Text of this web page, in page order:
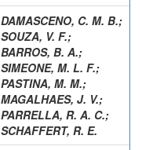
DAMASCENO, C. M. B.;
SOUZA, V. F.;
BARROS, B. A.;
SIMEONE, M. L. F.;
PASTINA, M. M.;
MAGALHAES, J. V.;
PARRELLA, R. A. C.;
SCHAFFERT, R. E.